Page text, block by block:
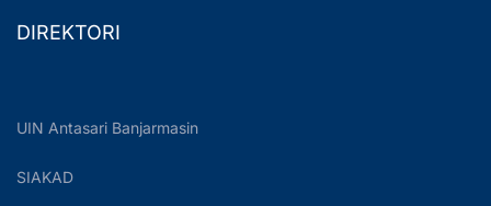
DIREKTORI
UIN Antasari Banjarmasin
SIAKAD